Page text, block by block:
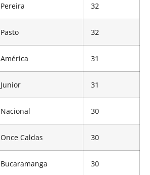
Pereira 32
Pasto 32
América 31
Junior 31
Nacional 30
Once Caldas 30
Bucaramanga 30